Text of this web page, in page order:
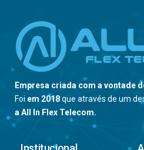
Empresa criada com a vontade
Foi em 2018que através de um
a All In Flex Telecom.